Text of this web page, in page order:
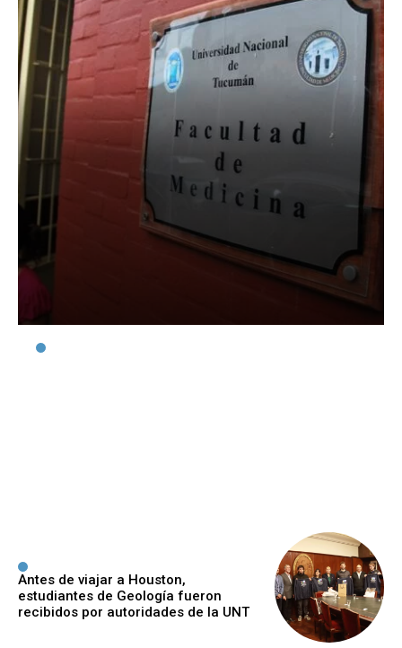
Antes de viajar a Houston,
estudiantes de Geología fueron
recibidos por autoridades de la UNT